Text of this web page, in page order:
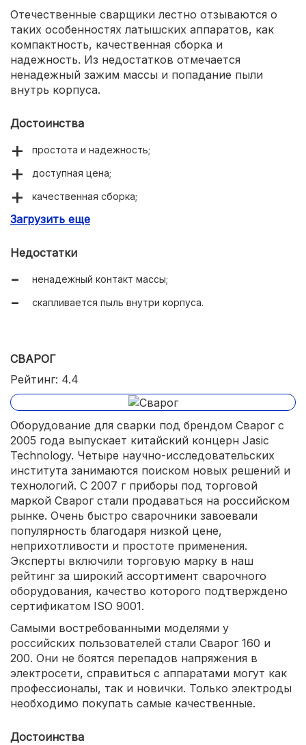
Отечественные сварщики лестно отзываются о
таких особенностях латышских аппаратов, как
компактность, качественная сборка и
надежность. Из недостатков отмечается
ненадежный зажим массы и попадание пыли
внутрь корпуса.
Достоинства
простота и надежность;
доступная цена;
качественная сборка;
компактные размеры.
Загрузить еще
Недостатки
ненадежный контакт массы;
скапливается пыль внутри корпуса.
СВАРОГ
Рейтинг: 4.4
Оборудование для сварки под брендом Сварог с
2005 года выпускает китайский концерн Jasic
Technology. Четыре научно-исследовательских
института занимаются поиском новых решений и
технологий. С 2007 г приборы под торговой
маркой Сварог стали продаваться на российском
рынке. Очень быстро сварочники завоевали
популярность благодаря низкой цене,
неприхотливости и простоте применения.
Эксперты включили торговую марку в наш
рейтинг за широкий ассортимент сварочного
оборудования, качество которого подтверждено
сертификатом ISO 9001.
Самыми востребованными моделями у
российских пользователей стали Сварог 160 и
200. Они не боятся перепадов напряжения в
электросети, справиться с аппаратами могут как
профессионалы, так и новички. Только электроды
необходимо покупать самые качественные.
Достоинства